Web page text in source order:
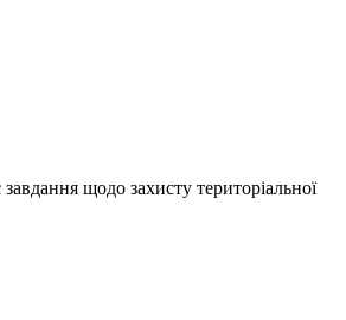
щодо захисту територіальної